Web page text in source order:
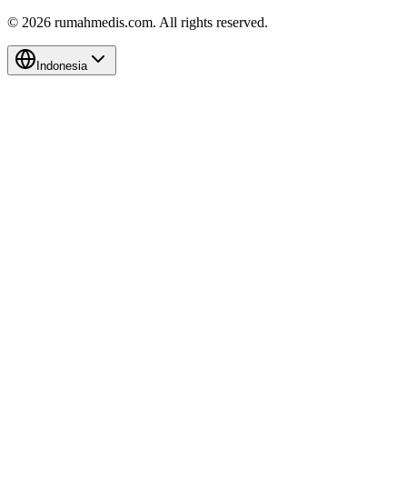
© 2026 rumahmedis.com. All rights reserved.
Indonesia